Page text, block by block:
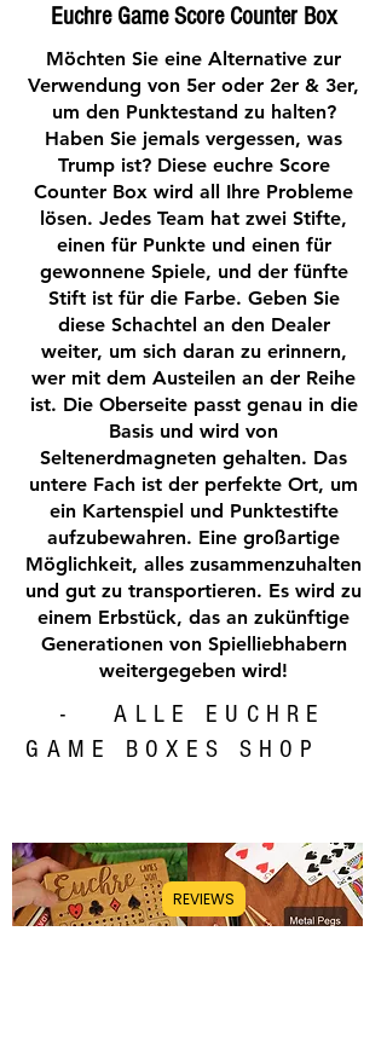
Euchre Game Score Counter Box
Möchten Sie eine Alternative zur
Verwendung von 5er oder 2er & 3er,
um den Punktestand zu halten?
Haben Sie jemals vergessen, was
Trump ist? Diese euchre Score
Counter Box wird all Ihre Probleme
lösen. Jedes Team hat zwei Stifte,
einen für Punkte und einen für
gewonnene Spiele, und der fünfte
Stift ist für die Farbe. Geben Sie
diese Schachtel an den Dealer
weiter, um sich daran zu erinnern,
wer mit dem Austeilen an der Reihe
ist. Die Oberseite passt genau in die
Basis und wird von
Seltenerdmagneten gehalten. Das
untere Fach ist der perfekte Ort, um
ein Kartenspiel und Punktestifte
aufzubewahren. Eine großartige
Möglichkeit, alles zusammenzuhalten
und gut zu transportieren. Es wird zu
einem Erbstück, das an zukünftige
Generationen von Spielliebhabern
weitergegeben wird!
- ALLE EUCHRE
GAME BOXES SHOP
REVIEWS